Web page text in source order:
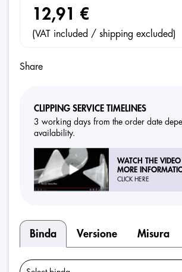
12,91 €
(VAT included / shipping excluded)
Share
CLIPPING SERVICE TIMELINES
3 working days from the order date depending on item
availability.
WATCH THE VIDEO
MORE
CLICK HERE
Binda Versione Misura